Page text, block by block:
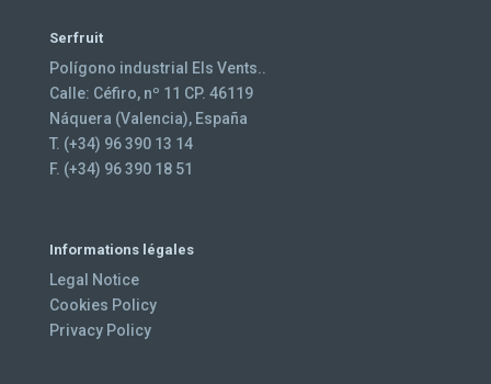
Serfruit
Polígono industrial Els Vents..
Calle: Céfiro, nº 11 CP. 46119
Náquera (Valencia), España
T. (+34) 96 390 13 14
F. (+34) 96 390 18 51
Informations légales
Legal Notice
Cookies Policy
Privacy Policy